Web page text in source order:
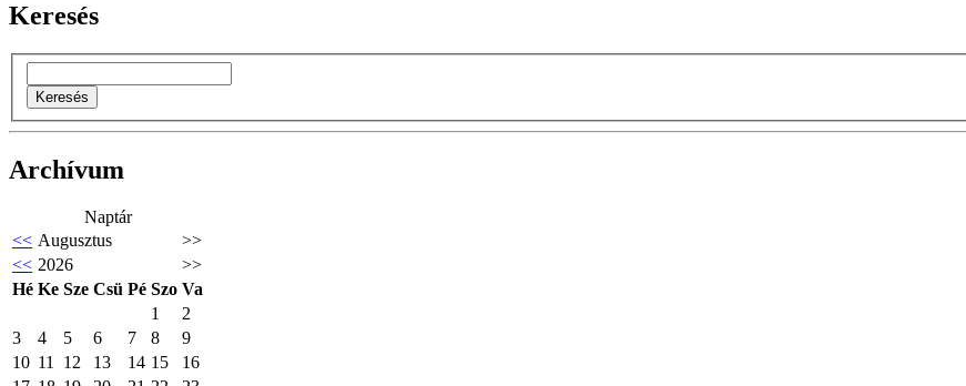
Keresés
Archívum
Naptár
<< Augusztus
>>
<< 2026
>>
Hé Ke Sze Csü Pé Szo Va
1
2
3
4 5 6 7 8
9
10 11 12 13 14 15
16